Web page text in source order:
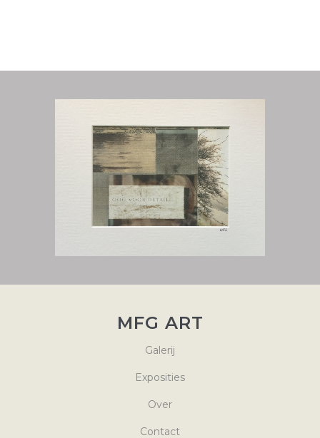
MFG ART
Galerij
Exposities
Over
Contact